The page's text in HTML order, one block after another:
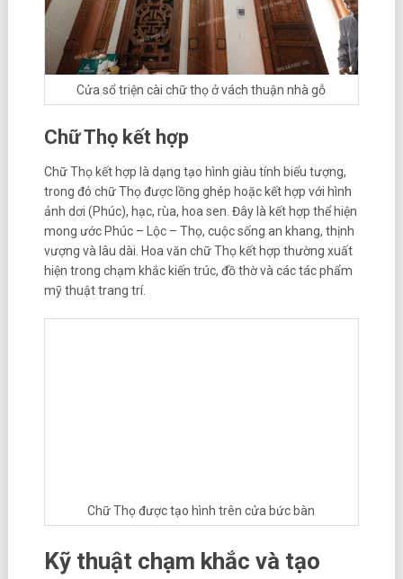
Cửa sổ triện cài chữ thọ ở vách thuận nhà gỗ
Chữ Thọ kết hợp
Chữ Thọ kết hợp là dạng tạo hình giàu tính biểu tượng,
trong đó chữ Thọ được lồng ghép hoặc kết hợp với hình
ảnh dơi (Phúc), hạc, rùa, hoa sen. Đây là kết hợp thể hiện
mong ước Phúc – Lộc – Thọ, cuộc sống an khang, thịnh
vượng và lâu dài. Hoa văn chữ Thọ kết hợp thường xuất
hiện trong chạm khắc kiến trúc, đồ thờ và các tác phẩm
mỹ thuật trang trí.
Chữ Thọ được tạo hình trên cửa bức bàn
Kỹ thuật chạm khắc và tạo